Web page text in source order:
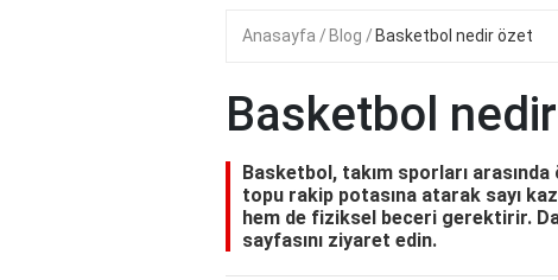
Anasayfa Blog Basketbol nedir özet
Basketbol
Basketbol, takım sporları
topu rakip potasına atarak sayı
hem de fiziksel beceri gerektirir.
sayfasını ziyaret edin.